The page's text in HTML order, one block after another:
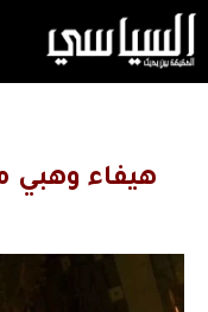
هيفاء وهبي